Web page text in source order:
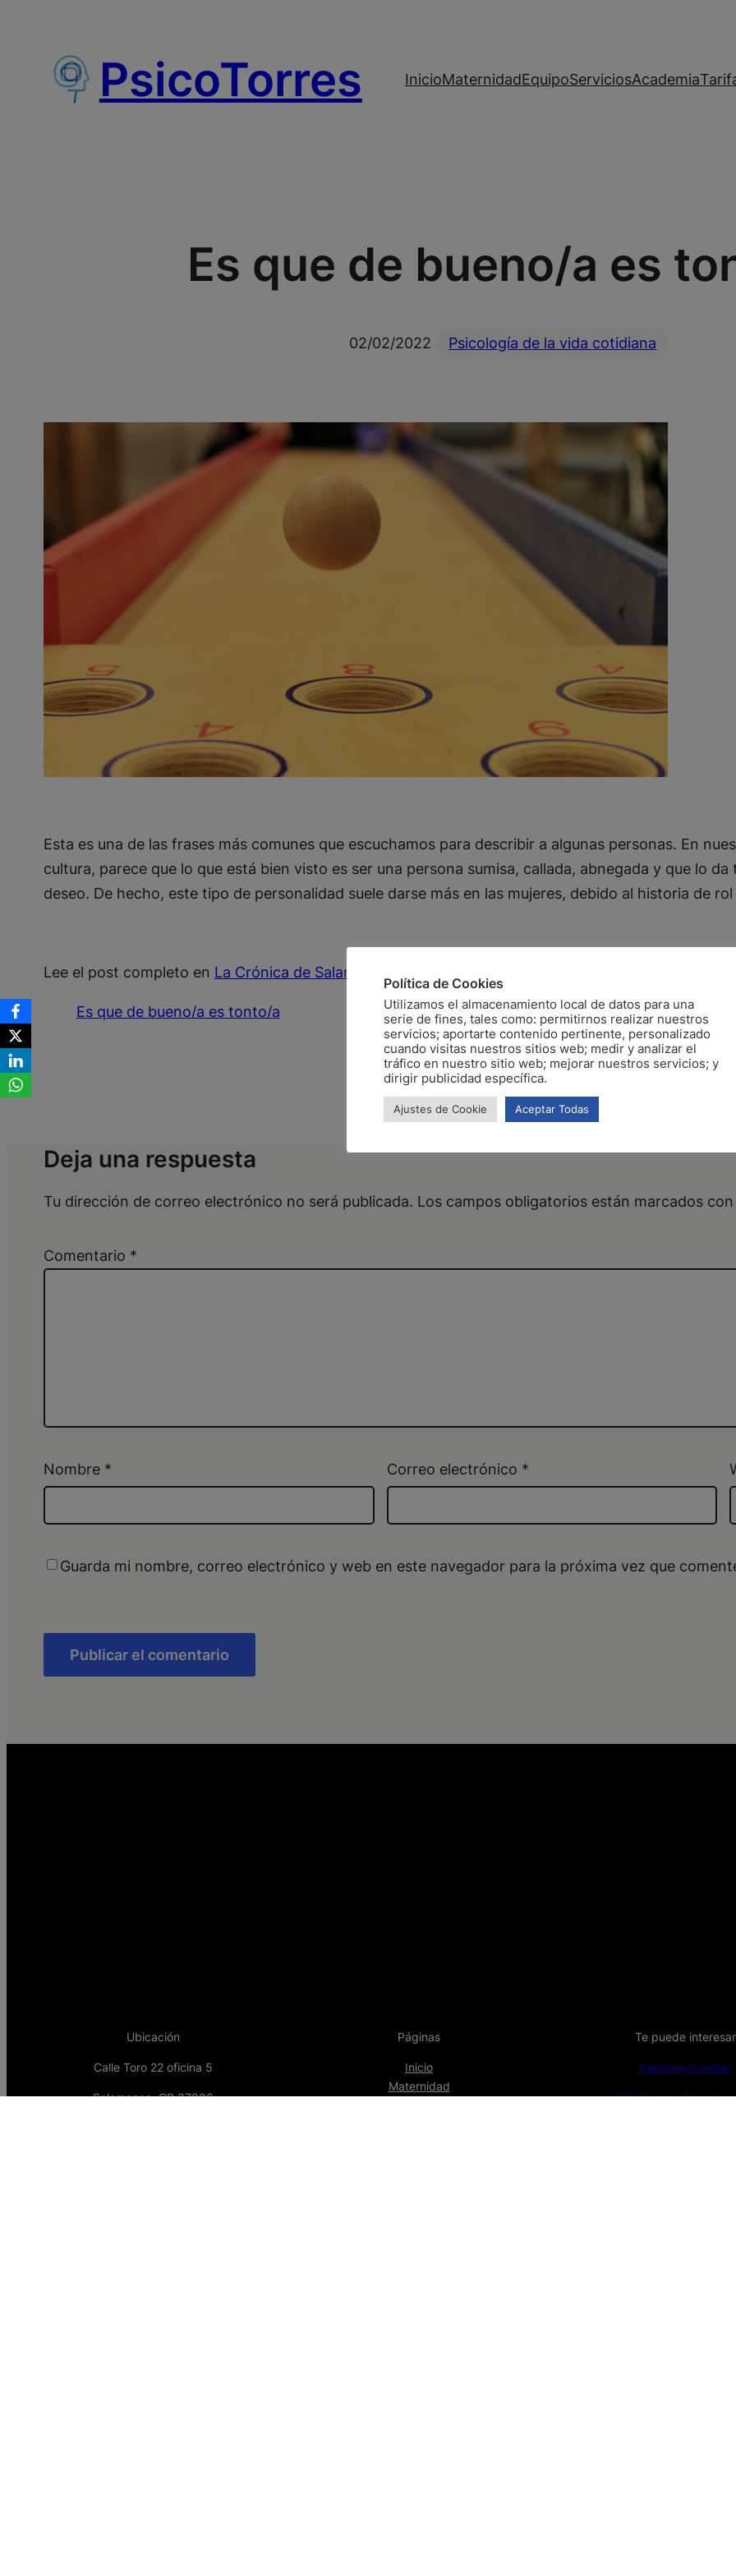
contenido
PsicoTorres InicioMaternidadEquipoServiciosAcademia
Es que de bueno/a es
02/02/2022 Psicología de la vida cotidiana
Esta es una de las frases más comunes que escuchamos para describir a algunas personas. En
cultura, parece que lo que está bien visto es ser una persona sumisa, callada, abnegada y que lo
deseo. De hecho, este tipo de personalidad suele darse más en las mujeres, debido al historia de
Lee el post completo en La Crónica de Salamanca
Es que de bueno/a es tonto/a
Deja una respuesta
Tu dirección de correo electrónico no será publicada. Los campos obligatorios están marcados
Comentario *
Nombre * Correo electrónico *
Guarda mi nombre, correo electrónico y web en este navegador para la próxima vez que
Ubicación
Calle Toro 22 oficina 5
Salamanca, CP 37006
Páginas
Inicio
Maternidad
Te puede interesar
Psicólogos online
Psicólogo online
Política de Cookies
Utilizamos el almacenamiento local de datos para una
serie de fines, tales como: permitirnos realizar nuestros
servicios; aportarte contenido pertinente, personalizado
cuando visitas nuestros sitios web; medir y analizar el
tráfico en nuestro sitio web; mejorar nuestros servicios; y
dirigir publicidad específica.
Ajustes de Cookie Aceptar Todas